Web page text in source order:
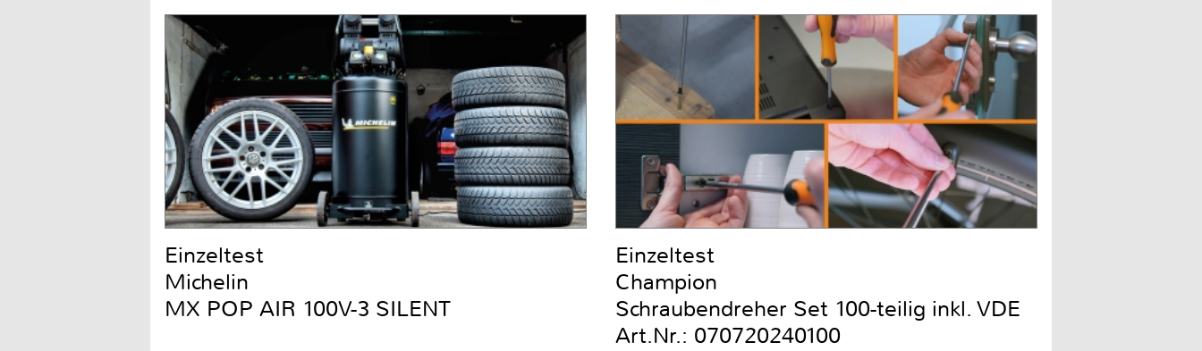
Einzeltest
Michelin
MX POP AIR 100V-3 SILENT
Einzeltest
Champion
Schraubendreher Set 100-teilig inkl. VDE
Art.Nr.: 070720240100